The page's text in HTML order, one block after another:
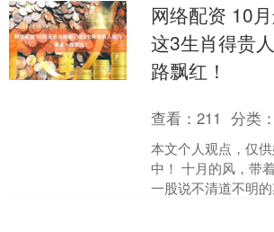
网络配资 10
这3生肖得贵
路飘红！
查看：211 分类
本文个人观点，仅
中！ 十月的风，带
一股说不清道不明